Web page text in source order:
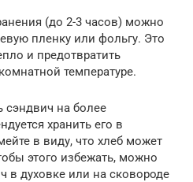
(до 2-3 часов) можно
пленку или фольгу. Это
и предотвратить
температуре.
сэндвич на более
хранить его в
в виду, что хлеб может
этого избежать, можно
в духовке или на сковороде